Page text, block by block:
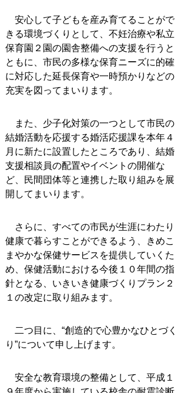
安心して子どもを産み育てることがで
きる環境づくりとして、不妊治療や私立
保育園２園の園舎整備への支援を行うと
ともに、市民の多様な保育ニーズに的確
に対応した延長保育や一時預かりなどの
充実を図ってまいります。
また、少子化対策の一つとして市民の
結婚活動を応援する婚活応援課を本年４
月に新たに設置したところであり、結婚
支援相談員の配置やイベントの開催な
ど、民間団体等と連携した取り組みを展
開してまいります。
さらに、すべての市民が生涯にわたり
健康で暮らすことができるよう、きめこ
まやかな保健サービスを提供していくた
め、保健活動における今後１０年間の指
針となる、いきいき健康づくりプラン２
１の改定に取り組みます。
二つ目に、“創造的で心豊かなひとづく
り”について申し上げます。
安全な教育環境の整備として、平成１